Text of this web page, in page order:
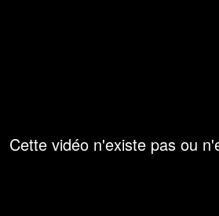
Cette vidéo n'existe pas ou